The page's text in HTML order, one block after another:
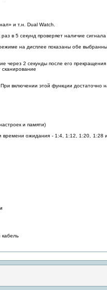
и т.н. Dual Watch.
в 5 секунд проверяет наличие
на дисплее показаны обе
через 2 секунды после его прекращения
включении этой функции
и памяти)
ожидания - 1:4, 1:12, 1:20, 1:28